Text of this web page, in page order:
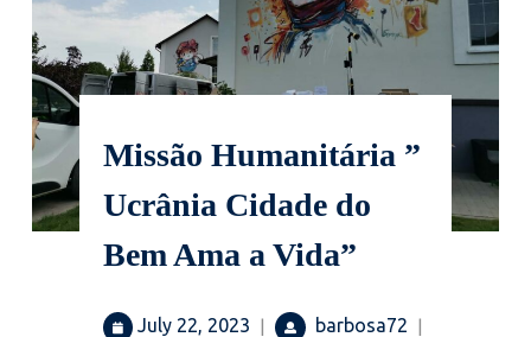
Missão Humanitária ”
Ucrânia Cidade do
Bem Ama a Vida”
July 22, 2023 July
| barbosa72 barbosa72
|